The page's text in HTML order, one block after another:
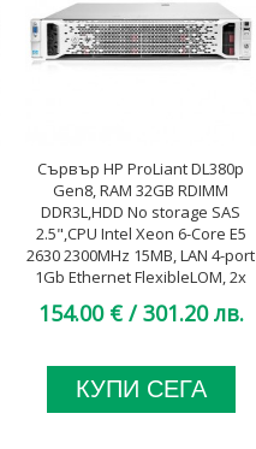
Сървър HP ProLiant DL380p
Gen8, RAM 32GB RDIMM
DDR3L,HDD No storage SAS
2.5",CPU Intel Xeon 6-Core E5
2630 2300MHz 15MB, LAN 4-port
1Gb Ethernet FlexibleLOM, 2x
154.00 € / 301.20 лв.
КУПИ СЕГА